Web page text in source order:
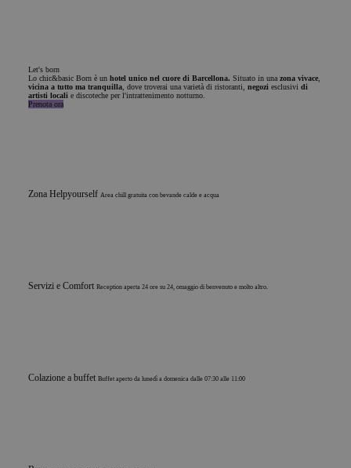
Let's born
Lo chic&basic Born è un hotel unico nel cuore di Barcellona. Situato in una zona vivace
vicina a tutto ma tranquilla , dove troverai una varietà di ristoranti, negozi esclusivi di
artisti locali e discoteche per l'intrattenimento notturno.
Prenota ora
Zona Helpyourself Area chill gratuita con bevande calde e acqua
Servizi e Comfort Reception aperta 24 ore su 24, omaggio di benvenuto e molto altro.
Colazione a buffet Buffet aperto da lunedì a domenica dalle 07:30 alle 11:00